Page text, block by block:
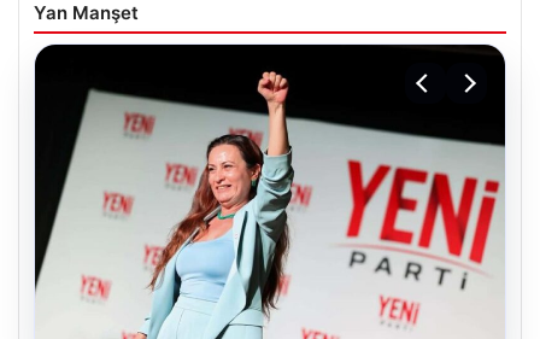
Yan Manşet